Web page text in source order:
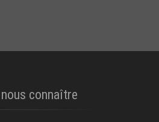
connaître